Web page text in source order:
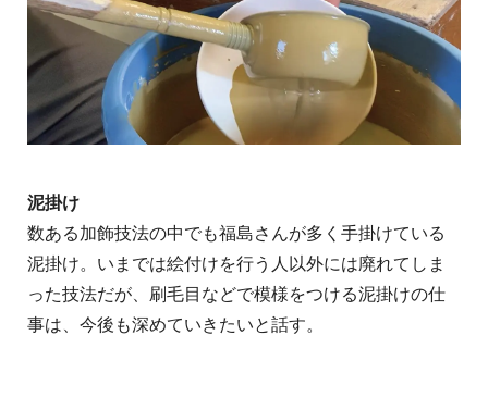
泥掛け
数ある加飾技法の中でも福島さんが多く手掛けている
泥掛け。いまでは絵付けを行う人以外には廃れてしま
った技法だが、刷毛目などで模様をつける泥掛けの仕
事は、今後も深めていきたいと話す。